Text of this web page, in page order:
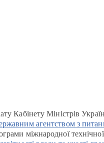
Кабінету Міністрів
агентством з
міжнародної